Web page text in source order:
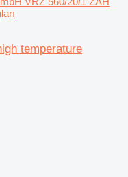
temperature